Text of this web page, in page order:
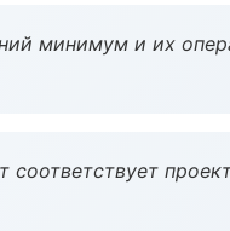
минимум и их
соответствует